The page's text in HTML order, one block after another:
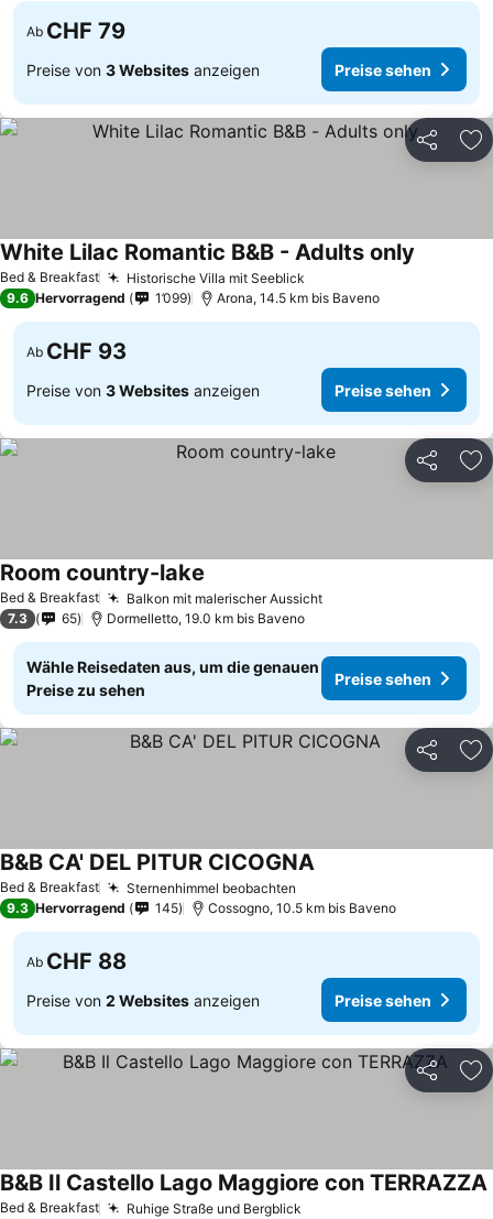
Ab CHF 79
Preise von 3 Websites anzeigen Preise sehen
Teilen
Bed & Breakfast Historische Villa mit Seeblick
White Lilac Romantic B&B - Adults only
9.6 Hervorragend 1’099 Arona, 14.5 km bis Baveno
Ab CHF 93
Preise von 3 Websites anzeigen Preise sehen
Teilen
Bed & Breakfast Balkon mit malerischer Aussicht
Room country-lake
7.3 65 Dormelletto, 19.0 km bis Baveno
Wähle Reisedaten aus, um die genauen
Preise zu sehen
Preise sehen
Teilen
Bed & Breakfast Sternenhimmel beobachten
B&B CA' DEL PITUR CICOGNA
9.3 Hervorragend 145 Cossogno, 10.5 km bis Baveno
Ab CHF 88
Preise von 2 Websites anzeigen Preise sehen
Teilen
Bed & Breakfast Ruhige Straße und Bergblick
B&B Il Castello Lago Maggiore con TERRAZZA